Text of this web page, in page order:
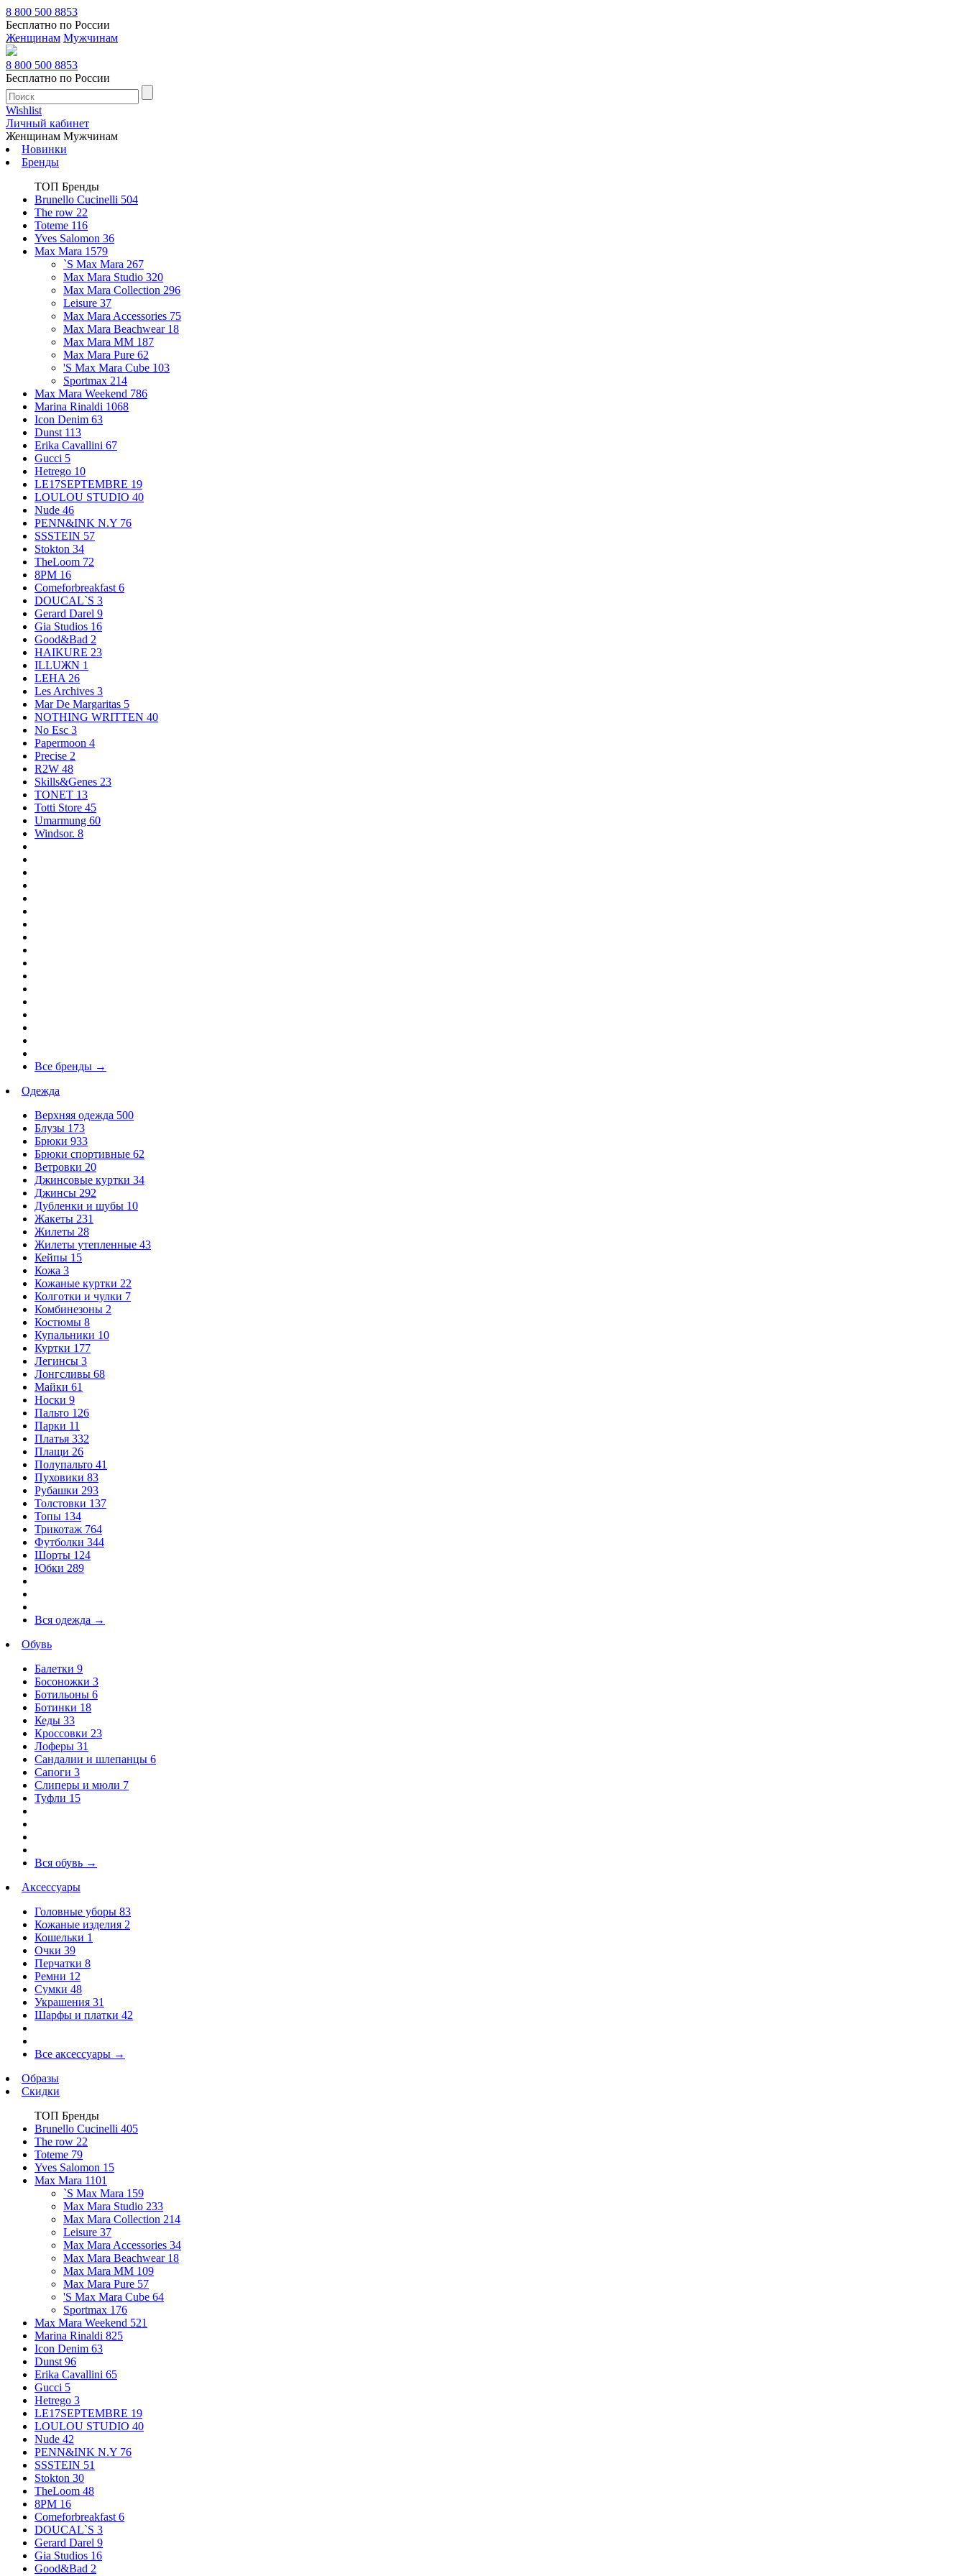
8 800 500 8853
Бесплатно по России
Женщинам Мужчинам
8 800 500 8853
Бесплатно по России
Wishlist
Личный кабинет
Женщинам Мужчинам
Новинки
Бренды
ТОП Бренды
Brunello Cucinelli 504
The row 22
Toteme 116
Yves Salomon 36
Max Mara 1579
`S Max Mara 267
Max Mara Studio 320
Max Mara Collection 296
Leisure 37
Max Mara Accessories 75
Max Mara Beachwear 18
Max Mara MM 187
Max Mara Pure 62
'S Max Mara Cube 103
Sportmax 214
Max Mara Weekend 786
Marina Rinaldi 1068
Icon Denim 63
Dunst 113
Erika Cavallini 67
Gucci 5
Hetrego 10
LE17SEPTEMBRE 19
LOULOU STUDIO 40
Nude 46
PENN&INK N.Y 76
SSSTEIN 57
Stokton 34
TheLoom 72
8PM 16
Comeforbreakfast 6
DOUCAL`S 3
Gerard Darel 9
Gia Studios 16
Good&Bad 2
HAIKURE 23
ILLUЖN 1
LEHA 26
Les Archives 3
Mar De Margaritas 5
NOTHING WRITTEN 40
No Esc 3
Papermoon 4
Precise 2
R2W 48
Skills&Genes 23
TONET 13
Totti Store 45
Umarmung 60
Windsor. 8
Все бренды →
Одежда
Верхняя одежда 500
Блузы 173
Брюки 933
Брюки спортивные 62
Ветровки 20
Джинсовые куртки 34
Джинсы 292
Дубленки и шубы 10
Жакеты 231
Жилеты 28
Жилеты утепленные 43
Кейпы 15
Кожа 3
Кожаные куртки 22
Колготки и чулки 7
Комбинезоны 2
Костюмы 8
Купальники 10
Куртки 177
Легинсы 3
Лонгсливы 68
Майки 61
Носки 9
Пальто 126
Парки 11
Платья 332
Плащи 26
Полупальто 41
Пуховики 83
Рубашки 293
Толстовки 137
Топы 134
Трикотаж 764
Футболки 344
Шорты 124
Юбки 289
Вся одежда →
Обувь
Балетки 9
Босоножки 3
Ботильоны 6
Ботинки 18
Кеды 33
Кроссовки 23
Лоферы 31
Сандалии и шлепанцы 6
Сапоги 3
Слиперы и мюли 7
Туфли 15
Вся обувь →
Аксессуары
Головные уборы 83
Кожаные изделия 2
Кошельки 1
Очки 39
Перчатки 8
Ремни 12
Сумки 48
Украшения 31
Шарфы и платки 42
Все аксессуары →
Образы
Скидки
ТОП Бренды
Brunello Cucinelli 405
The row 22
Toteme 79
Yves Salomon 15
Max Mara 1101
`S Max Mara 159
Max Mara Studio 233
Max Mara Collection 214
Leisure 37
Max Mara Accessories 34
Max Mara Beachwear 18
Max Mara MM 109
Max Mara Pure 57
'S Max Mara Cube 64
Sportmax 176
Max Mara Weekend 521
Marina Rinaldi 825
Icon Denim 63
Dunst 96
Erika Cavallini 65
Gucci 5
Hetrego 3
LE17SEPTEMBRE 19
LOULOU STUDIO 40
Nude 42
PENN&INK N.Y 76
SSSTEIN 51
Stokton 30
TheLoom 48
8PM 16
Comeforbreakfast 6
DOUCAL`S 3
Gerard Darel 9
Gia Studios 16
Good&Bad 2